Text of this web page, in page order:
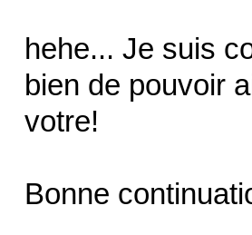
hehe... Je suis
bien de pouvoir
votre!
Bonne